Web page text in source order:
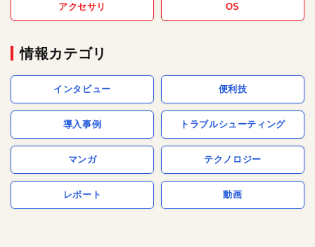
アクセサリ OS
情報カテゴリ
インタビュー 便利技
導入事例 トラブルシューティング
マンガ テクノロジー
レポート 動画